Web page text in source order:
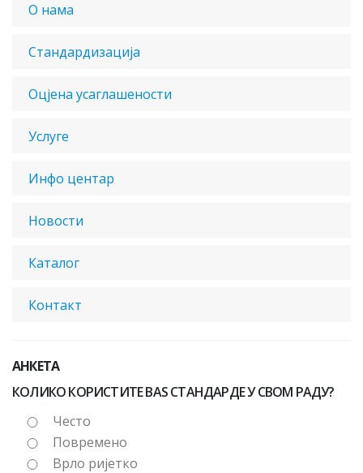
О нама
Стандардизација
Оцјена усаглашености
Услуге
Инфо центар
Новости
Каталог
Контакт
АНКЕТА
КОЛИКО КОРИСТИТЕ BAS СТАНДАРДЕ У СВОМ РАДУ?
Често
Повремено
Врло ријетко